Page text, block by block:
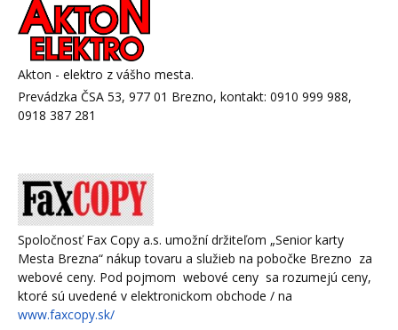
Akton - elektro z vášho mesta.
Prevádzka ČSA 53, 977 01 Brezno, kontakt: 0910 999 988,
0918 387 281
Spoločnosť Fax Copy a.s. umožní držiteľom „Senior karty
Mesta Brezna“ nákup tovaru a služieb na pobočke Brezno za
webové ceny. Pod pojmom webové ceny sa rozumejú ceny,
ktoré sú uvedené v elektronickom obchode / na
www.faxcopy.sk/